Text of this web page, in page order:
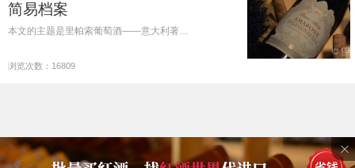
简易档案
本文的主题是里帕索葡萄酒——意大利著…
浏览次数：16809